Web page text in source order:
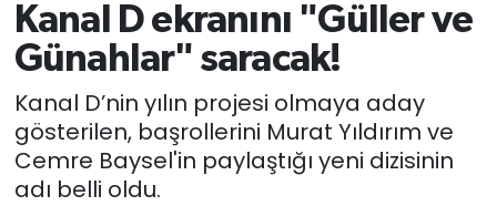
Kanal D ekranını "Güller ve
Günahlar" saracak!
Kanal D’nin yılın projesi olmaya aday
gösterilen, başrollerini Murat Yıldırım ve
Cemre Baysel'in paylaştığı yeni dizisinin
adı belli oldu.
SİYASET
MAGAZİN
Son Dakika Haberleri
Haber Arşivi